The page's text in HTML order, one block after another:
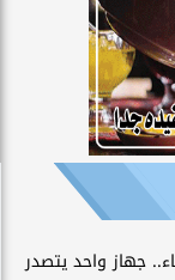
جهاز واحد يتصدر